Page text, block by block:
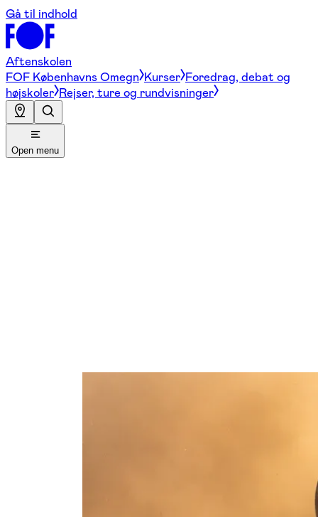
Gå til indhold
Aftenskolen
FOF Københavns Omegn Kurser Foredrag, debat og
højskoler Rejser, ture og rundvisninger
Open menu